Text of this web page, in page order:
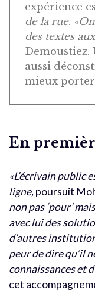
expérience
de la rue.
des textes
Demoustiez.
aussi
mieux porter
En
«L’écrivain public
ligne,poursuit
non pas ‘pour’
avec lui des
d’autres
peur de dire qu’il
connaissances et
cet